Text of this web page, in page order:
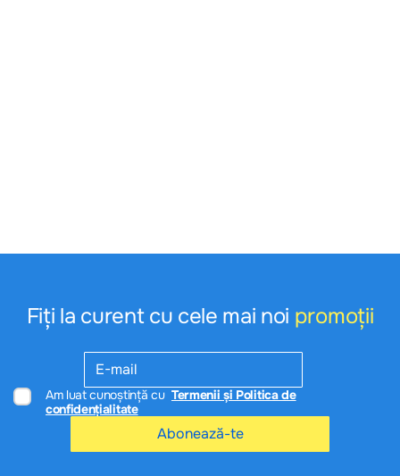
Fiți la curent cu cele mai noi promoții
Am luat cunoștință cu Termenii și Politica de
confidențialitate
Abonează-te